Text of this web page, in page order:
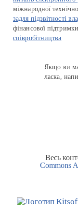
міжнародної
задля підзвітності
фінансової
співробітництва
Якщо ви
ласка,
Весь
Commons